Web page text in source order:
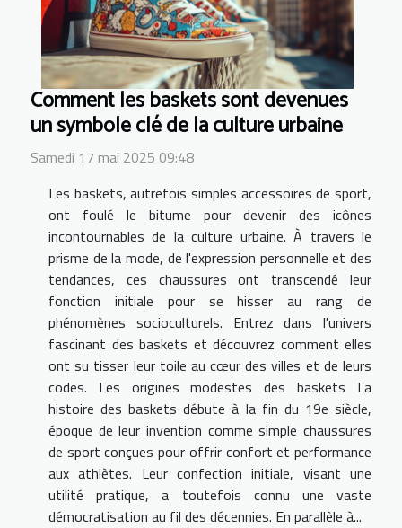
Comment les baskets sont devenues
un symbole clé de la culture urbaine
Samedi 17 mai 2025 09:48
Les baskets, autrefois simples accessoires de sport,
ont foulé le bitume pour devenir des icônes
incontournables de la culture urbaine. À travers le
prisme de la mode, de l'expression personnelle et des
tendances, ces chaussures ont transcendé leur
fonction initiale pour se hisser au rang de
phénomènes socioculturels. Entrez dans l'univers
fascinant des baskets et découvrez comment elles
ont su tisser leur toile au cœur des villes et de leurs
codes. Les origines modestes des baskets La
histoire des baskets débute à la fin du 19e siècle,
époque de leur invention comme simple chaussures
de sport conçues pour offrir confort et performance
aux athlètes. Leur confection initiale, visant une
utilité pratique, a toutefois connu une vaste
démocratisation au fil des décennies. En parallèle à...